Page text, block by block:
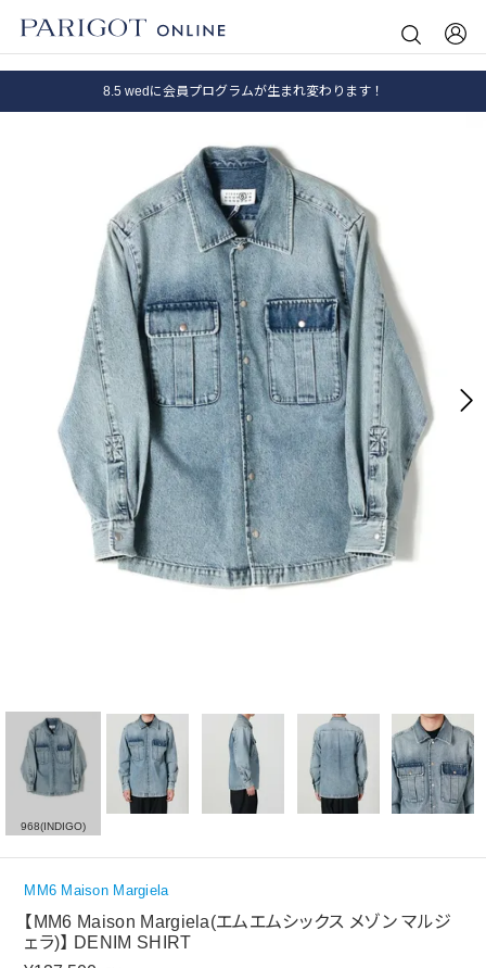
8.5 wedに会員プログラムが生まれ変わります！
全国送料無料｜全品正規取扱
8.5 wedに会員プログラムが生まれ変わります！
968(INDIGO)
MM6 Maison Margiela
【MM6 Maison Margiela(エムエムシックス メゾン マルジ
ェラ)】 DENIM SHIRT